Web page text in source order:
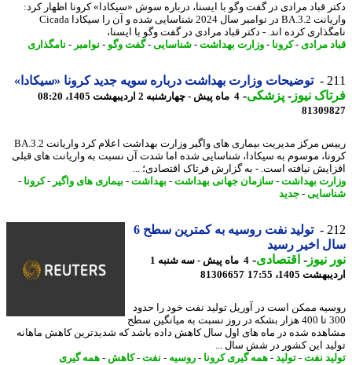
قباد مرادی در گفت وگو با ایسنا، درباره سوش «سیکادا» کرونا اظهار کرد:
واریانت BA.3.2 در نوامبر سال 2024 شناسایی شده و آن را سیکادا Cicada
کرده اند. - دکتر قباد مرادی در گفت وگو با ایسنا،
مرادی -کرونا- وزارت بهداشت -شناسایی-گفت وگو-نوامبر-نامگذاری
توضیحات وزارت بهداشت درباره سویه جدید کرونا «سیکادا»
نیوز-پزشکی-4 ماه پیش - چهارشنبه 2 اردیبهشت 1405، 08:20
رییس مرکز مدیریت بیماری های واگیر وزارت بهداشت اعلام کرد واریانت BA.3.2
موسوم به سیکادا، شناسایی شده اما شدت آن نسبت به واریانت های قبلی
نیافته است. - به گزارش فرتاک اقتصادی؛ ...
بهداشت -سازمان جهانی بهداشت -بهداشت -بیماری های واگیر-کرونا-
-جدید
تولید نفت روسیه به کمترین سطح 6
اخیر رسید
نیوز-اقتصادی-
4 ماه پیش - سه شنبه 1
1405، 17:55
81306657
ممکن است در آوریل تولید نفت خود را حدود
300 تا 400 هزار بشکه در روز نسبت به میانگین سطح
شده در ماه های اول سال کاهش داده باشد که شدیدترین کاهش ماهانه
این کشور در شش سال ...
نفت -تولید-همه گیری کرونا- روسیه-نفت -کاهش-همه گیری